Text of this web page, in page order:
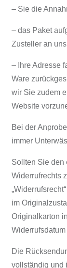
– Sie die
– das Paket
Zusteller an
– Ihre Adresse
Ware
wir Sie zudem
Website
Bei der
immer
Sollten Sie den
Widerrufrechts
im
Originalkarton
Die
vollständig und